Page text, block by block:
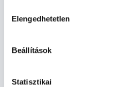
szabályzat:https://
kiválasztása
Elengedhetetlen
Beállítások
Statisztikai